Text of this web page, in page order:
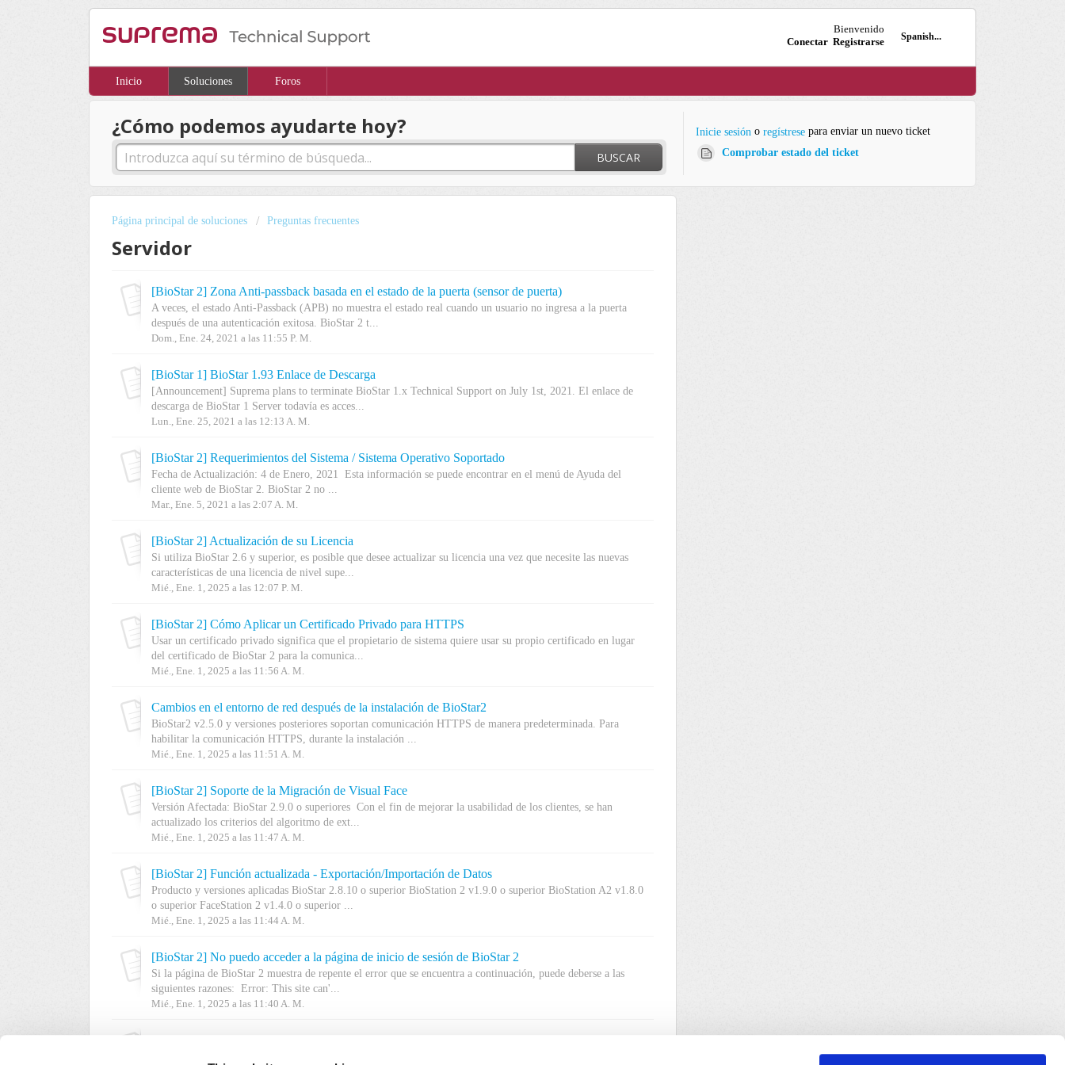
Spanish...
Bienvenido
Conectar Registrarse
Inicio Soluciones Foros
¿Cómo podemos ayudarte hoy?
BUSCAR
Inicie sesión o regístresepara enviar un nuevo ticket
Comprobar estado del ticket
Página principal de soluciones Preguntas frecuentes
Servidor
[BioStar 2] Zona Anti-passback basada en el estado de la puerta (sensor de puerta)
A veces, el estado Anti-Passback (APB) no muestra el estado real cuando un usuario no ingresa a la puerta
después de una autenticación exitosa. BioStar 2 t...
Dom., Ene. 24, 2021 a las 11:55 P. M.
[BioStar 1] BioStar 1.93 Enlace de Descarga
[Announcement] Suprema plans to terminate BioStar 1.x Technical Support on July 1st, 2021. El enlace de
descarga de BioStar 1 Server todavía es acces...
Lun., Ene. 25, 2021 a las 12:13 A. M.
[BioStar 2] Requerimientos del Sistema / Sistema Operativo Soportado
Fecha de Actualización: 4 de Enero, 2021 Esta información se puede encontrar en el menú de Ayuda del
cliente web de BioStar 2. BioStar 2 no ...
Mar., Ene. 5, 2021 a las 2:07 A. M.
[BioStar 2] Actualización de su Licencia
Si utiliza BioStar 2.6 y superior, es posible que desee actualizar su licencia una vez que necesite las nuevas
características de una licencia de nivel supe...
Mié., Ene. 1, 2025 a las 12:07 P. M.
[BioStar 2] Cómo Aplicar un Certificado Privado para HTTPS
Usar un certificado privado significa que el propietario de sistema quiere usar su propio certificado en lugar
del certificado de BioStar 2 para la comunica...
Mié., Ene. 1, 2025 a las 11:56 A. M.
Cambios en el entorno de red después de la instalación de BioStar2
BioStar2 v2.5.0 y versiones posteriores soportan comunicación HTTPS de manera predeterminada. Para
habilitar la comunicación HTTPS, durante la instalación ...
Mié., Ene. 1, 2025 a las 11:51 A. M.
[BioStar 2] Soporte de la Migración de Visual Face
Versión Afectada: BioStar 2.9.0 o superiores Con el fin de mejorar la usabilidad de los clientes, se han
actualizado los criterios del algoritmo de ext...
Mié., Ene. 1, 2025 a las 11:47 A. M.
[BioStar 2] Función actualizada - Exportación/Importación de Datos
Producto y versiones aplicadas BioStar 2.8.10 o superior BioStation 2 v1.9.0 o superior BioStation A2 v1.8.0
o superior FaceStation 2 v1.4.0 o superior ...
Mié., Ene. 1, 2025 a las 11:44 A. M.
[BioStar 2] No puedo acceder a la página de inicio de sesión de BioStar 2
Si la página de BioStar 2 muestra de repente el error que se encuentra a continuación, puede deberse a las
siguientes razones: Error: This site can'...
Mié., Ene. 1, 2025 a las 11:40 A. M.